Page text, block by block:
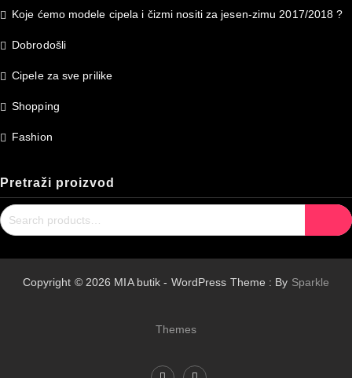
Koje ćemo modele cipela i čizmi nositi za jesen-zimu 2017/2018 ?
Dobrodošli
Cipele za sve prilike
Shopping
Fashion
Pretraži proizvod
Search
for:
Copyright © 2026 MIA butik - WordPress Theme : By Sparkle
Themes